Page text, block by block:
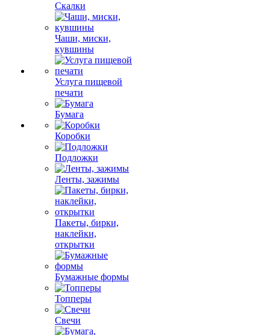
Скалки
Чаши, миски,
кувшины
Услуга пищевой
печати
Бумага
Коробки
Подложки
Ленты, зажимы
Пакеты, бирки,
наклейки,
открытки
Бумажные формы
Топперы
Свечи